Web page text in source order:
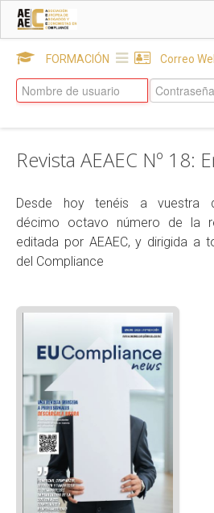
INICIO
Sobre AEAEC
EUROPEAN COMPLIANCE & NEWS
Revista AEAEC: Nº 20 Febrero 2026
Revista AEAEC: Nº 18 Enero 2025
Revista AEAEC: Nº 13 Julio 2022
Revista AEAEC: Nº 16 Enero 2024
Revista AEAEC: Nº 15 Julio 2023
Revista AEAEC: Nº 14 Enero 2023
Revista AEAEC: Nº 12 Enero 2022
Revista AEAEC: Nº 10 Enero 2021
Revista AEAEC: Nº 11 Julio 2021
Revista AEAEC: Nº 9 Julio 2020
FORMACIÓN Correo
Revista AEAEC Nº 18:
Desde hoy tenéis a vuestra
décimo octavo número de la
editada por AEAEC, y dirigida a
del Compliance